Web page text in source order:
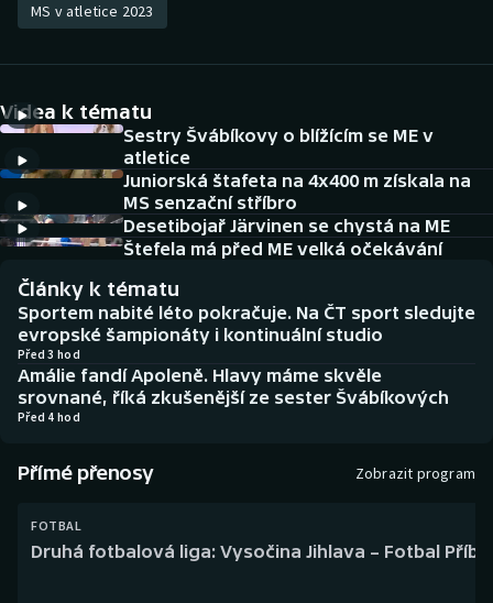
Atletika
DALŠÍ SPORTY
Americký fotbal
Baseball a softbal
Basketbal
Biatlon
Boby a skeleton
Dostihy
NEPŘEHLÉDNĚTE
Soutěže
Historické návraty
Aplikace ČT sport
AZ kvíz
MS v atletice 2023
Videa k tématu
Sestry Švábíkovy o blížícím se ME v
atletice
Juniorská štafeta na 4x400 m získala na
MS senzační stříbro
Desetibojař Järvinen se chystá na ME
Štefela má před ME velká očekávání
Články k tématu
Sportem nabité léto pokračuje. Na ČT sport sledujte
evropské šampionáty i kontinuální studio
Před 3 hod
Amálie fandí Apoleně. Hlavy máme skvěle
srovnané, říká zkušenější ze sester Švábíkových
Před 4 hod
Přímé přenosy Zobrazit program
FOTBAL
Druhá fotbalová liga: Vysočina Jihlava – Fotbal